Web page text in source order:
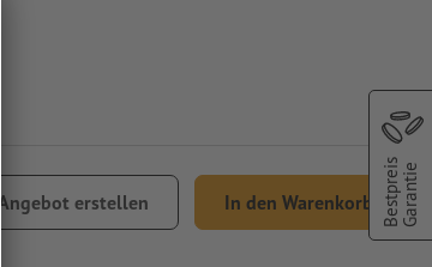
Angebot erstellen In den Warenkorb BestpreisGarantie